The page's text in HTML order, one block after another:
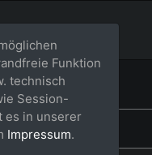
Funktion
technisch
Session-
es in unserer
Impressum.